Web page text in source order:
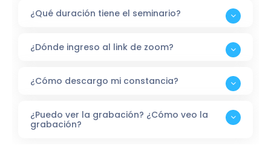
¿Qué duración tiene el seminario?
¿Dónde ingreso al link de zoom?
¿Cómo descargo mi constancia?
¿Puedo ver la grabación? ¿Cómo veo la
grabación?